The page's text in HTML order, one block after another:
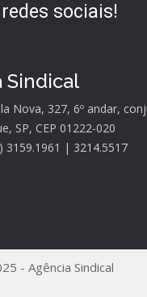
sociais!
Sindical
Nova, 327, 6º andar,
SP, CEP 01222-020
3159.1961 | 3214.5517
- Agência Sindical